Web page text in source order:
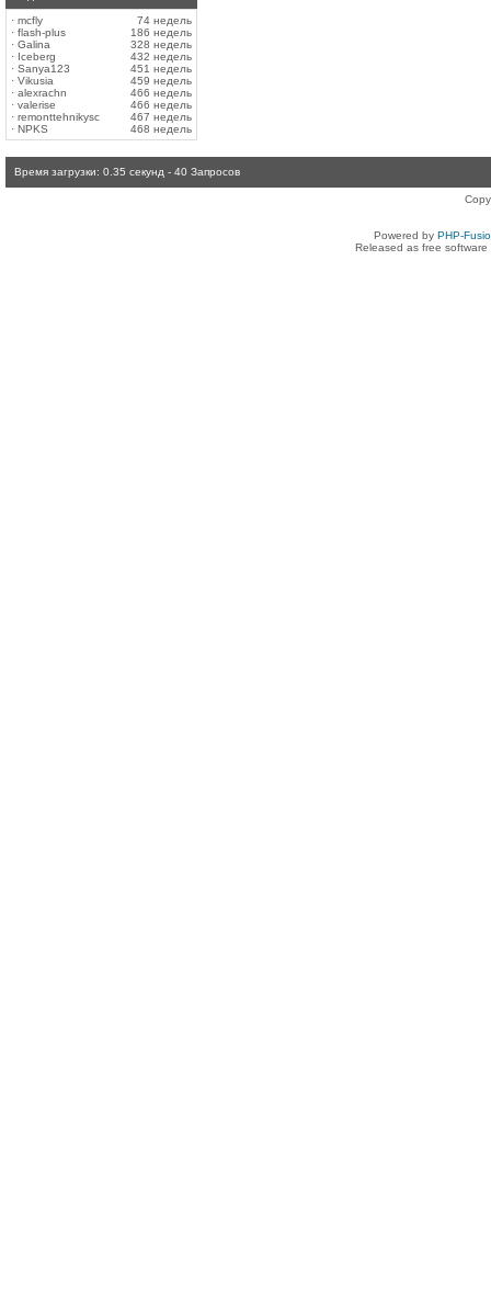
· mcfly
74 недель
· flash-plus
186 недель
· Galina
328 недель
· Iceberg
432 недель
· Sanya123
451 недель
· Vikusia
459 недель
· alexrachn
466 недель
· valerise
466 недель
· remonttehnikysc
467 недель
· NPKS 468 недель
Время загрузки: 0.35 секунд - 40 Запросов
Powered by PHP-
Released as free